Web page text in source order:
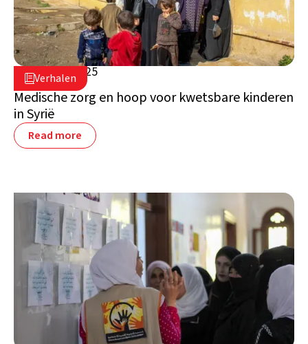
Verhalen
11 maart 2025
Syrië
Medische zorg en hoop voor kwetsbare kinderen
in Syrië
Read more